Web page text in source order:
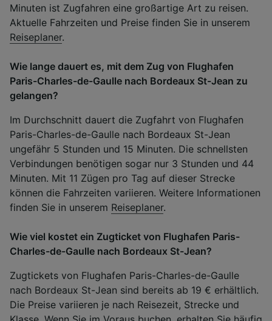
Minuten ist Zugfahren eine großartige Art zu reisen.
Aktuelle Fahrzeiten und Preise finden Sie in unserem
Reiseplaner.
Wie lange dauert es, mit dem Zug von Flughafen
Paris-Charles-de-Gaulle nach Bordeaux St-Jean zu
gelangen?
Im Durchschnitt dauert die Zugfahrt von Flughafen
Paris-Charles-de-Gaulle nach Bordeaux St-Jean
ungefähr 5 Stunden und 15 Minuten. Die schnellsten
Verbindungen benötigen sogar nur 3 Stunden und 44
Minuten. Mit 11 Zügen pro Tag auf dieser Strecke
können die Fahrzeiten variieren. Weitere Informationen
finden Sie in unserem Reiseplaner.
Wie viel kostet ein Zugticket von Flughafen Paris-
Charles-de-Gaulle nach Bordeaux St-Jean?
Zugtickets von Flughafen Paris-Charles-de-Gaulle
nach Bordeaux St-Jean sind bereits ab 19 € erhältlich.
Die Preise variieren je nach Reisezeit, Strecke und